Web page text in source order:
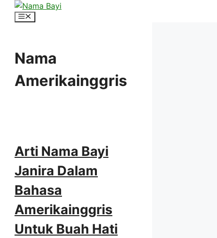
Langsung
Menu
Nama
Amerikainggris
Arti Nama Bayi
Janira Dalam
Bahasa
Amerikainggris
Untuk Buah Hati